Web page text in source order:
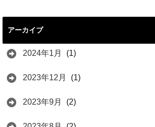
アーカイブ
2024年1月 (1)
2023年12月 (1)
2023年9月 (2)